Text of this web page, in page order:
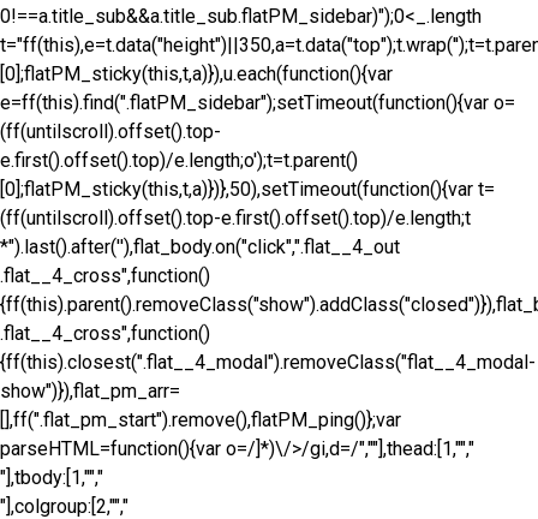
0!==a.title_sub&&a.title_sub.flatPM_sidebar)");0<_.length
t="ff(this),e=t.data("height")||350,a=t.data("top");t.wrap('
[0];flatPM_sticky(this,t,a)}),u.each(function(){var
e=ff(this).find(".flatPM_sidebar");setTimeout(function(){var o=
(ff(untilscroll).offset().top-
e.first().offset().top)/e.length;o');t=t.parent()
[0];flatPM_sticky(this,t,a)})},50),setTimeout(function(){var t=
(ff(untilscroll).offset().top-e.first().offset().top)/e.length;t
*").last().after(''),flat_body.on("click",".flat__4_out
.flat__4_cross",function()
.flat__4_cross",function()
{ff(this).closest(".flat__4_modal").removeClass("flat__4_modal-
show")}),flat_pm_arr=
[],ff(".flat_pm_start").remove(),flatPM_ping()};var
parseHTML=function(){var o=/]*)\/>/gi,d=/",""],thead:[1,"","
"],tbody:[1,"","
"],colgroup:[2,"","